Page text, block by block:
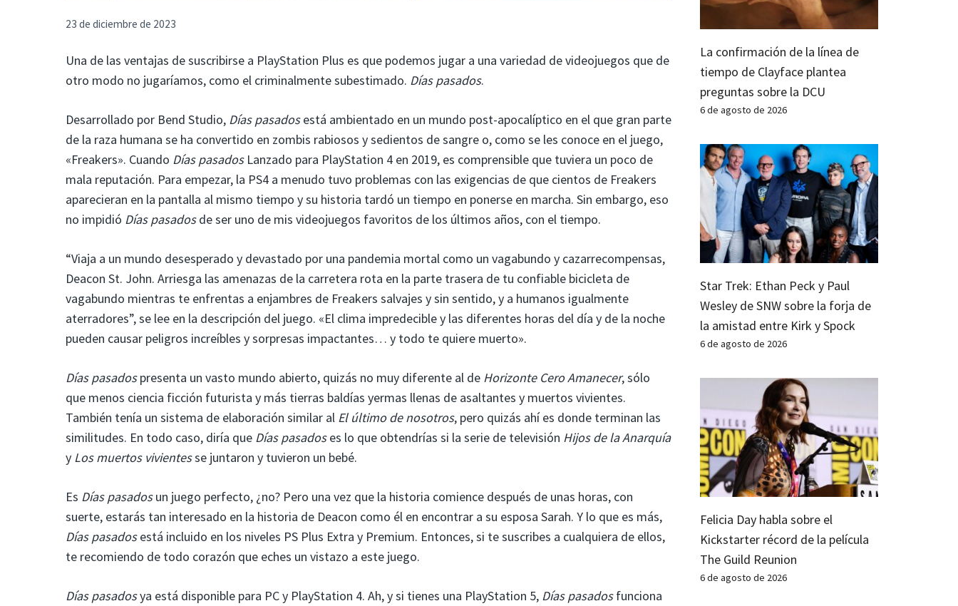
23 de diciembre de 2023
Una de las ventajas de suscribirse a PlayStation Plus es que podemos jugar a una variedad de videojuegos que de
otro modo no jugaríamos, como el criminalmente subestimado. Días pasados.
Desarrollado por Bend Studio, Días pasadosestá ambientado en un mundo post-apocalíptico en el que gran parte
de la raza humana se ha convertido en zombis rabiosos y sedientos de sangre o, como se les conoce en el juego,
«Freakers». Cuando Días pasadosLanzado para PlayStation 4 en 2019, es comprensible que tuviera un poco de
mala reputación. Para empezar, la PS4 a menudo tuvo problemas con las exigencias de que cientos de Freakers
aparecieran en la pantalla al mismo tiempo y su historia tardó un tiempo en ponerse en marcha. Sin embargo, eso
no impidió Días pasadosde ser uno de mis videojuegos favoritos de los últimos años, con el tiempo.
“Viaja a un mundo desesperado y devastado por una pandemia mortal como un vagabundo y cazarrecompensas,
Deacon St. John. Arriesga las amenazas de la carretera rota en la parte trasera de tu confiable bicicleta de
vagabundo mientras te enfrentas a enjambres de Freakers salvajes y sin sentido, y a humanos igualmente
aterradores”, se lee en la descripción del juego. «El clima impredecible y las diferentes horas del día y de la noche
pueden causar peligros increíbles y sorpresas impactantes… y todo te quiere muerto».
Días pasadospresenta un vasto mundo abierto, quizás no muy diferente al de Horizonte Cero Amanecer, sólo
que menos ciencia ficción futurista y más tierras baldías yermas llenas de asaltantes y muertos vivientes.
También tenía un sistema de elaboración similar al El último de nosotros, pero quizás ahí es donde terminan las
similitudes. En todo caso, diría que Días pasadoses lo que obtendrías si la serie de televisión Hijos de la Anarquía
y Los muertos vivientesse juntaron y tuvieron un bebé.
Es Días pasadosun juego perfecto, ¿no? Pero una vez que la historia comience después de unas horas, con
suerte, estarás tan interesado en la historia de Deacon como él en encontrar a su esposa Sarah. Y lo que es más,
Días pasadosestá incluido en los niveles PS Plus Extra y Premium. Entonces, si te suscribes a cualquiera de ellos,
te recomiendo de todo corazón que eches un vistazo a este juego.
Días pasadosya está disponible para PC y PlayStation 4. Ah, y si tienes una PlayStation 5, Días pasadosfunciona
La confirmación de la línea de
tiempo de Clayface plantea
preguntas sobre la DCU
6 de agosto de 2026
Star Trek: Ethan Peck y Paul
Wesley de SNW sobre la forja de
la amistad entre Kirk y Spock
6 de agosto de 2026
Felicia Day habla sobre el
Kickstarter récord de la película
The Guild Reunion
6 de agosto de 2026